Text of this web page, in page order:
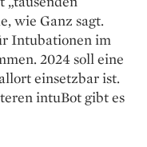
wie Ganz sagt.
Intubationen im
2024 soll eine
einsetzbar ist.
intuBot gibt es